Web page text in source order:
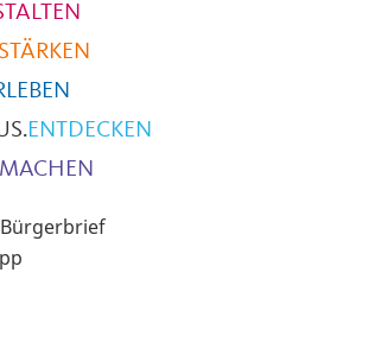
STÄRKEN
ENTDECKEN
MACHEN